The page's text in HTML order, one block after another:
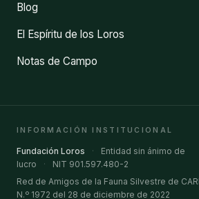
Blog
El Espíritu de los Loros
Notas de Campo
INFORMACIÓN INSTITUCIONAL
Fundación Loros ·
Entidad sin ánimo de
lucro
·
NIT 901.597.480-2
Red de Amigos de la Fauna Silvestre de
N.º 1972 del 28 de diciembre de 2022